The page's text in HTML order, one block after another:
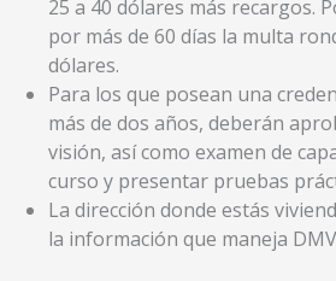
25 a 40 dólares más recargos.
por más de 60 días la multa
dólares.
Para los que posean una
más de dos años, deberán
visión, así como examen de
curso y presentar pruebas
La dirección donde estás
la información que maneja